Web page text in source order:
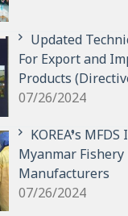
Updated
For Export and
Products
07/26/2024
KOREA’s
Myanmar
Manufacturers
07/26/2024